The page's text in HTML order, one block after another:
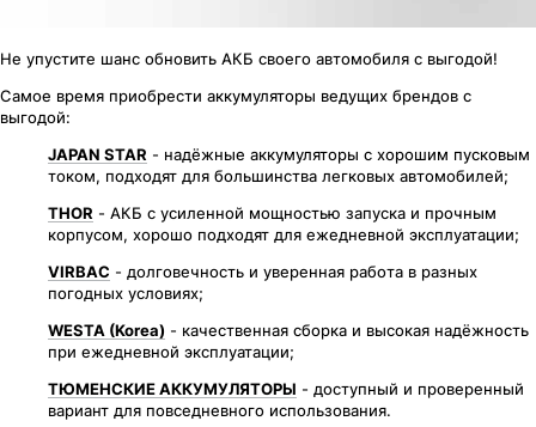
Не упустите шанс обновить АКБ своего автомобиля с выгодой!
Самое время приобрести аккумуляторы ведущих брендов с
выгодой:
JAPAN STAR - надёжные аккумуляторы с хорошим пусковым
током, подходят для большинства легковых автомобилей;
THOR - АКБ с усиленной мощностью запуска и прочным
корпусом, хорошо подходят для ежедневной эксплуатации;
VIRBAC - долговечность и уверенная работа в разных
погодных условиях;
WESTA (Korea) - качественная сборка и высокая надёжность
при ежедневной эксплуатации;
ТЮМЕНСКИЕ АККУМУЛЯТОРЫ - доступный и проверенный
вариант для повседневного использования.